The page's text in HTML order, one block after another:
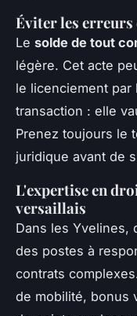
Éviter les
Le solde de tout
légère. Cet acte
le licenciement
transaction : elle
Prenez toujours le
juridique avant de
L'expertise en
versaillais
Dans les Yvelines,
des postes à
contrats
de mobilité, bonus